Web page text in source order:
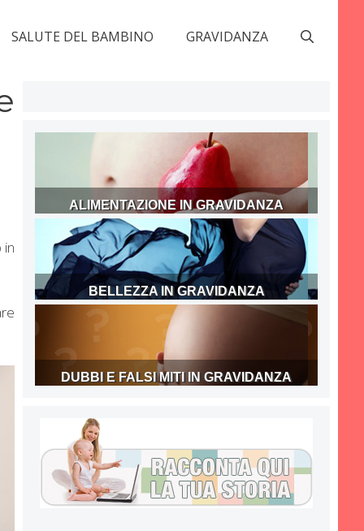
SALUTE DEL BAMBINO GRAVIDANZA
in
ALIMENTAZIONE IN GRAVIDANZA
BELLEZZA IN GRAVIDANZA
DUBBI E FALSI MITI IN GRAVIDANZA